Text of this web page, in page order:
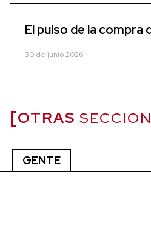
El pulso de la compra
30 de junio 2026
OTRAS
GENTE